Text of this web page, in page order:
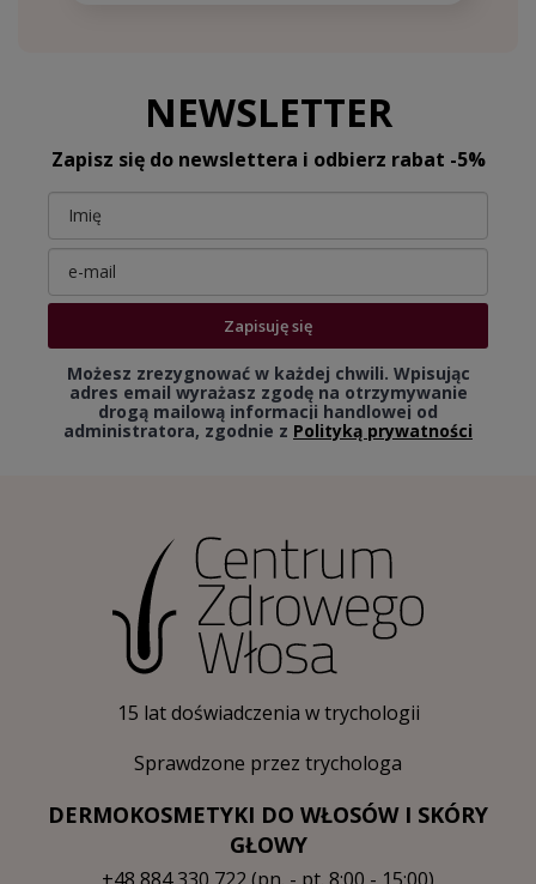
NEWSLETTER
Zapisz się do newslettera i odbierz rabat -5%
Zapisuję się
Możesz zrezygnować w każdej chwili. Wpisując
adres email wyrażasz zgodę na otrzymywanie
drogą mailową informacji handlowej od
administratora, zgodnie z Polityką prywatności
15 lat doświadczenia w trychologii
Sprawdzone przez trychologa
DERMOKOSMETYKI DO WŁOSÓW I SKÓRY
GŁOWY